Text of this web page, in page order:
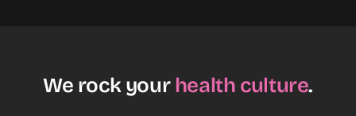
We rock yourhealth culture.